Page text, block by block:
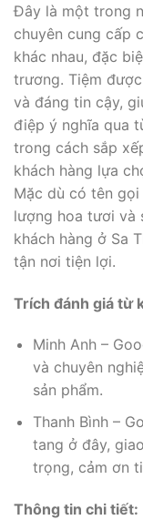
Đây là một trong
chuyên cung cấp
khác nhau, đặc
trương. Tiệm
và đáng tin cậy,
điệp ý nghĩa qua
trong cách sắp
khách hàng lựa
Mặc dù có tên
lượng hoa tươi và
khách hàng ở Sa
tận nơi tiện lợi.
Trích đánh giá từ
Minh Anh –
và chuyên
sản phẩm.
Thanh Bình –
tang ở đây,
trọng, cảm ơn
Thông tin chi tiết: